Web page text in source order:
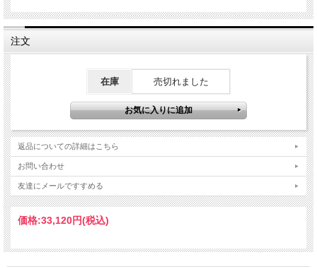
注文
在庫 売切れました
返品についての詳細はこちら
お問い合わせ
友達にメールですすめる
価格:33,120円(税込)